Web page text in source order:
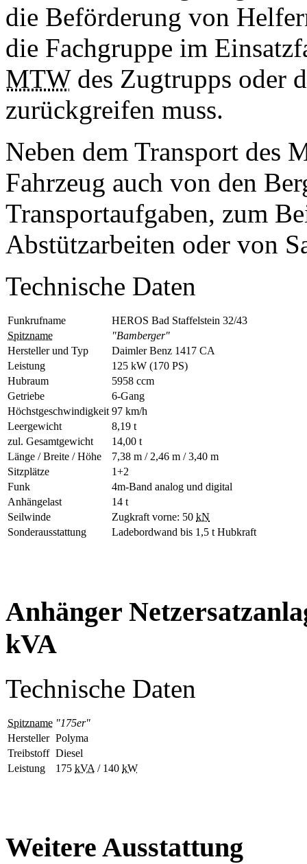
die Beförderung von
die Fachgruppe im
MTWdes Zugtrupps oder
zurückgreifen muss.
Neben dem Transport des
Fahrzeug auch von den
Transportaufgaben, zum
Abstützarbeiten oder von
Technische Daten
Funkrufname
HEROS Bad Staffelstein 32/43
Spitzname
"Bamberger"
Hersteller und Typ
Daimler Benz 1417 CA
Leistung
125 kW (170 PS)
Hubraum
5958 ccm
Getriebe
6-Gang
Höchstgeschwindigkeit 97 km/h
Leergewicht
8,19 t
zul. Gesamtgewicht
14,00 t
Länge / Breite / Höhe
7,38 m / 2,46 m / 3,40 m
Sitzplätze
1+2
Funk
4m-Band analog und digital
Anhängelast
14 t
Seilwinde
Zugkraft vorne: 50 kN
Sonderausstattung
Ladebordwand bis 1,5 t Hubkraft
Anhänger
kVA
Technische Daten
Spitzname "175er"
Hersteller Polyma
Treibstoff Diesel
Leistung
175 kVA / 140 kW
Weitere Ausstattung